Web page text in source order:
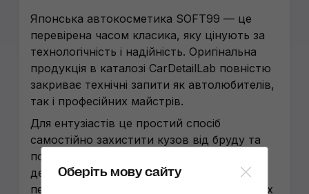
Японська автокосметика SOFT99 — це
перевірена часом класика, яку цінують за
технологічність і надійність. Оригінальна
продукція в каталозі CarDetailLab повністю
закриває технічні запити як автолюбителів,
так і професійних майстрів.
Для ентузіастів це простий спосіб
самостійно захистити кузов від бруду та
покращити видимість у дощ, а для
детейлінг-студій — засоби з
передбачуваним результатом на будь-яких
Оберіть мову сайту